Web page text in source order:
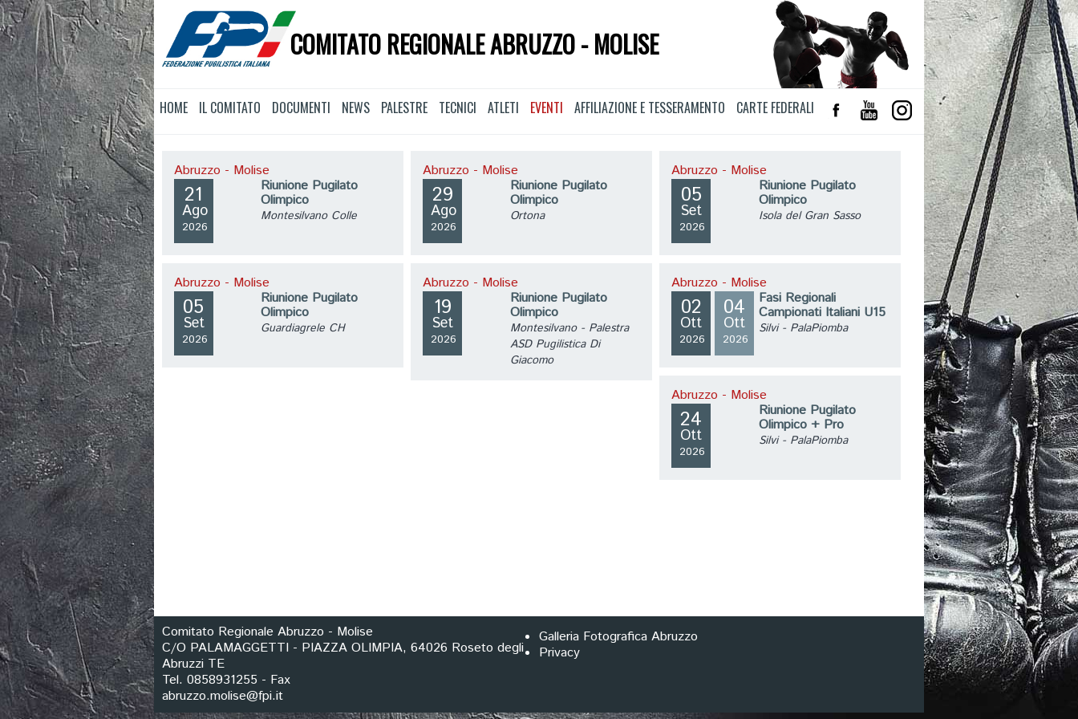
COMITATO REGIONALE ABRUZZO - MOLISE
HOME IL COMITATO DOCUMENTI NEWS PALESTRE TECNICI ATLETI EVENTI AFFILIAZIONE E TESSERAMENTO CARTE FEDERALI
Abruzzo - Molise
21
Ago
2026
Riunione Pugilato
Olimpico
Montesilvano Colle
Abruzzo - Molise
29
Ago
2026
Riunione Pugilato
Olimpico
Ortona
Abruzzo - Molise
05
Set
2026
Riunione Pugilato
Olimpico
Isola del Gran Sasso
Abruzzo - Molise
05
Set
2026
Riunione Pugilato
Olimpico
Guardiagrele CH
Abruzzo - Molise
19
Set
2026
Riunione Pugilato
Olimpico
Montesilvano - Palestra
ASD Pugilistica Di
Giacomo
Abruzzo - Molise
02
Ott
2026
04
Ott
2026
Fasi Regionali
Campionati Italiani U15
Silvi - PalaPiomba
Abruzzo - Molise
24
Ott
2026
Riunione Pugilato
Olimpico + Pro
Silvi - PalaPiomba
Comitato Regionale Abruzzo - Molise
C/O PALAMAGGETTI - PIAZZA OLIMPIA, 64026 Roseto degli
Abruzzi TE
Tel. 0858931255 - Fax
abruzzo.molise@fpi.it
Galleria Fotografica Abruzzo
Privacy